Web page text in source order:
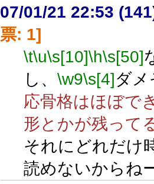
07/01/21 22:53
票: 1]
\t\u\s[10]\h\s[50]
し、 \w9\s[4] ダ
応骨格はほぼで
形とかが残って
それにどれだけ
読めないからね